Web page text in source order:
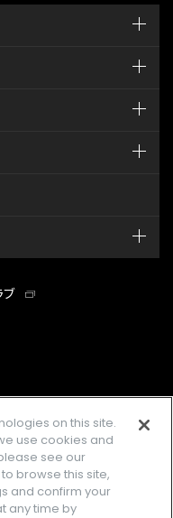
instagramtwitter
規約
on this site.
use cookies and
see our
browse this site,
and confirm your
any time by